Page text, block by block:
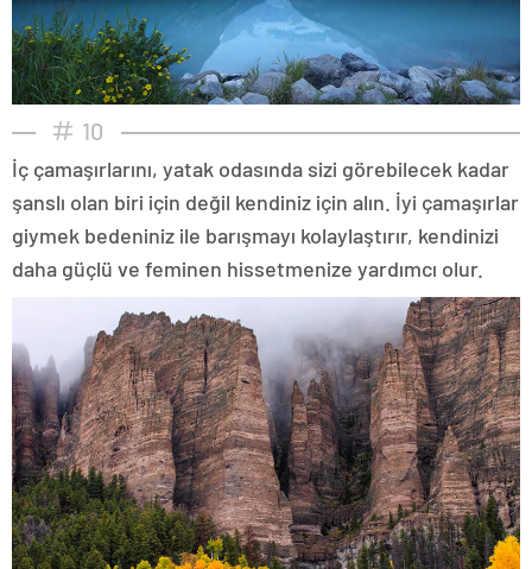
10
İç çamaşırlarını, yatak odasında sizi görebilecek kadar
şanslı olan biri için değil kendiniz için alın. İyi çamaşırlar
giymek bedeniniz ile barışmayı kolaylaştırır, kendinizi
daha güçlü ve feminen hissetmenize yardımcı olur.